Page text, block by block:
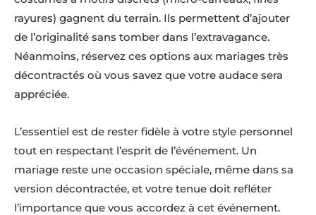
rayures) gagnent du terrain. Ils permettent d’ajouter
de l’originalité sans tomber dans l’extravagance.
Néanmoins, réservez ces options aux mariages très
décontractés où vous savez que votre audace sera
appréciée.
L’essentiel est de rester fidèle à votre style personnel
tout en respectant l’esprit de l’événement. Un
mariage reste une occasion spéciale, même dans sa
version décontractée, et votre tenue doit refléter
l’importance que vous accordez à cet événement.